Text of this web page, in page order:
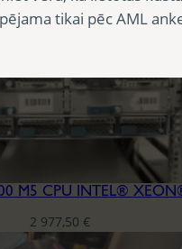
2 977,50 €
tikai pēc AML